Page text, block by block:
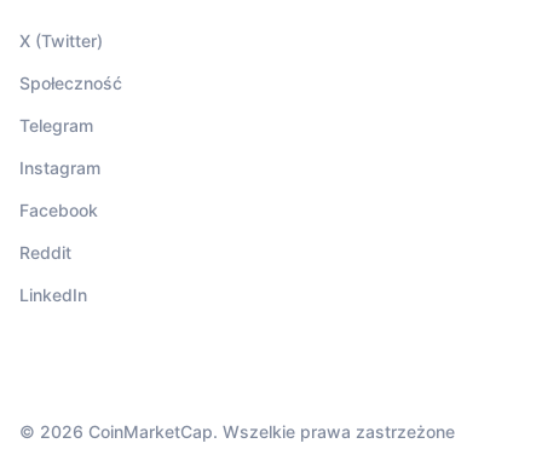
X (Twitter)
Społeczność
Telegram
Instagram
Facebook
Reddit
LinkedIn
© 2026 CoinMarketCap. Wszelkie prawa zastrzeżone